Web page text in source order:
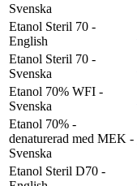
Svenska
Etanol Steril 70 -
English
Etanol Steril 70 -
Svenska
Etanol 70% WFI -
Svenska
Etanol 70% -
denaturerad med MEK -
Svenska
Etanol Steril D70 -